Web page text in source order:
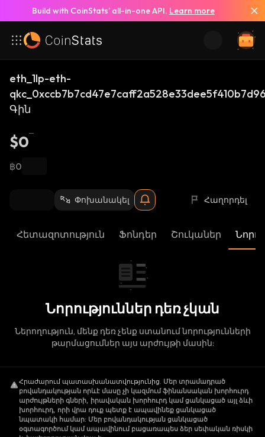
Build with CoinStats’ all-in-one API. Learn more
eth_1lp-eth-
Գին
$0
฿0
Փոխանակել Հաղորդել
Հետազոտություն Ֆոնդեր Շուկաներ
Նորություններ դեռ չկան
Ներողություն, մենք դեռ չենք ստանում նորությունների
թարմացումներ այս արժույթի մասին:
Հրաժարում պատասխանատվությունից. Մեր տրամադրած
բովանդակության որևէ մասը չի կազմում ֆինանսական խորհուրդ
արժույթների գների, իրավական խորհուրդ կամ ցանկացած այլ ձևի
խորհուրդ, որի վրա դուք պետք է ապավինեք ցանկացած
նպատակի համար: Մեր բովանդակության ցանկացած
օգտագործում կամ ապավինում բացառապես ձեր սեփական ռիսկի